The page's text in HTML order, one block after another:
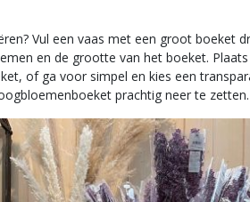
Vul een vaas met een groot boeket
en de grootte van het boeket.
of ga voor simpel en kies een
prachtig neer te zetten.